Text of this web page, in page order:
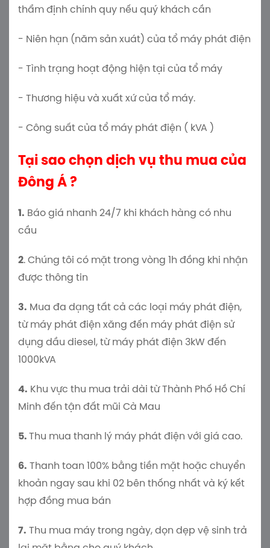
thẩm định chính quy nếu quý khách cần
- Niên hạn (năm sản xuát) của tổ máy phát điện
- Tình trạng hoạt động hiện tại của tổ máy
- Thương hiệu và xuất xứ của tổ máy.
- Công suất của tổ máy phát điện ( kVA )
Tại sao chọn dịch vụ thu mua của
Đông Á ?
1. Báo giá nhanh 24/7 khi khách hàng có nhu
cầu
2. Chúng tôi có mặt trong vòng 1h đồng khi nhận
được thông tin
3. Mua đa dạng tất cả các loại máy phát điện,
từ máy phát điện xăng đến máy phát điện sử
dụng dầu diesel, từ máy phát điện 3kW đến
1000kVA
4. Khu vực thu mua trải dài từ Thành Phố Hồ Chí
Minh đến tận đất mũi Cà Mau
5. Thu mua thanh lý máy phát điện với giá cao.
6. Thanh toan 100% bằng tiền mặt hoặc chuyển
khoản ngay sau khi 02 bên thống nhất và ký kết
hợp đồng mua bán
7. Thu mua máy trong ngày, dọn dẹp vệ sinh trả